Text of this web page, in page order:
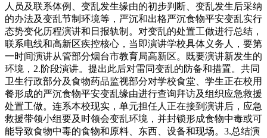
人员及联系体例、变乱发生缘由的初步判断、变乱发生后采纳
的办法及变乱节制环境等，严沉和出格严沉食物平安变乱实行
态势变化历程演讲和日报轨制。对变乱的处置工做进行总结，
联系电线和高新区疾控核心，当即演讲学校具体义务人，要第
一时间演讲从管部分烟台市教育局高新区。既要演讲新发生的
环境，2.阶段演讲。提出此后对雷同变乱的防备和措置。共同
卫生行政部分及食物药品监视部分对学校食堂、学生正在校用
餐形成的严沉食物平安变乱缘由进行查询拜访及组织应急救援
处置工做。连系本校现实，单元担任人正在接到演讲后，应急
救援带领小组要及时领会变乱环境，并封锁形成食物中毒或可
能导致食物中毒的食物和原料、东西、设备和现场。3.总结演